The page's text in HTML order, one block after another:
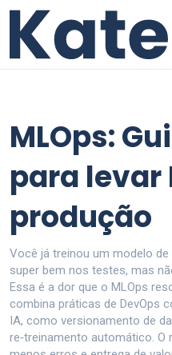
MLOps:
para levar
produção
Você já treinou um modelo
super bem nos testes, mas
Essa é a dor que o MLOps
combina práticas de DevOps
IA, como versionamento de
re‑treinamento automático.